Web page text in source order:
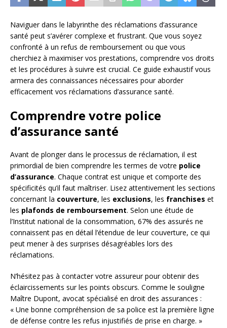
Naviguer dans le labyrinthe des réclamations d’assurance
santé peut s’avérer complexe et frustrant. Que vous soyez
confronté à un refus de remboursement ou que vous
cherchiez à maximiser vos prestations, comprendre vos droits
et les procédures à suivre est crucial. Ce guide exhaustif vous
armera des connaissances nécessaires pour aborder
efficacement vos réclamations d’assurance santé.
Comprendre votre police
d’assurance santé
Avant de plonger dans le processus de réclamation, il est
primordial de bien comprendre les termes de votre police
d’assurance. Chaque contrat est unique et comporte des
spécificités qu’il faut maîtriser. Lisez attentivement les sections
concernant la couverture, les exclusions, les franchises et
les plafonds de remboursement. Selon une étude de
l’Institut national de la consommation, 67% des assurés ne
connaissent pas en détail l’étendue de leur couverture, ce qui
peut mener à des surprises désagréables lors des
réclamations.
N’hésitez pas à contacter votre assureur pour obtenir des
éclaircissements sur les points obscurs. Comme le souligne
Maître Dupont, avocat spécialisé en droit des assurances :
« Une bonne compréhension de sa police est la première ligne
de défense contre les refus injustifiés de prise en charge. »